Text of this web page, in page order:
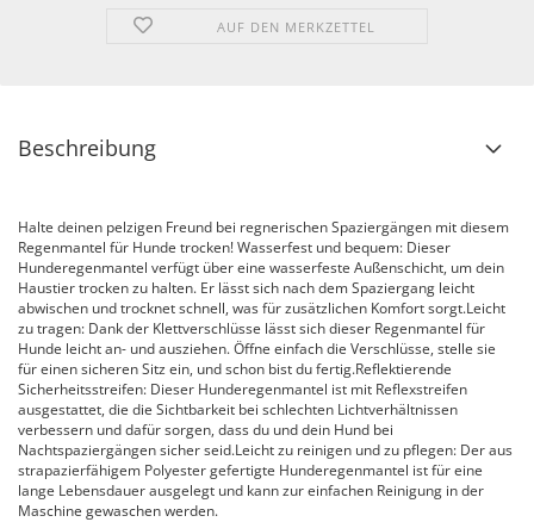
AUF DEN MERKZETTEL
Beschreibung
Halte deinen pelzigen Freund bei regnerischen Spaziergängen mit diesem
Regenmantel für Hunde trocken! Wasserfest und bequem: Dieser
Hunderegenmantel verfügt über eine wasserfeste Außenschicht, um dein
Haustier trocken zu halten. Er lässt sich nach dem Spaziergang leicht
abwischen und trocknet schnell, was für zusätzlichen Komfort sorgt.Leicht
zu tragen: Dank der Klettverschlüsse lässt sich dieser Regenmantel für
Hunde leicht an- und ausziehen. Öffne einfach die Verschlüsse, stelle sie
für einen sicheren Sitz ein, und schon bist du fertig.Reflektierende
Sicherheitsstreifen: Dieser Hunderegenmantel ist mit Reflexstreifen
ausgestattet, die die Sichtbarkeit bei schlechten Lichtverhältnissen
verbessern und dafür sorgen, dass du und dein Hund bei
Nachtspaziergängen sicher seid.Leicht zu reinigen und zu pflegen: Der aus
strapazierfähigem Polyester gefertigte Hunderegenmantel ist für eine
lange Lebensdauer ausgelegt und kann zur einfachen Reinigung in der
Maschine gewaschen werden.